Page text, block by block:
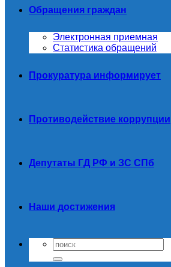
Обращения граждан
Электронная приемная
Статистика обращений
Прокуратура информирует
Противодействие коррупции
Депутаты ГД РФ и ЗС СПб
Наши достижения